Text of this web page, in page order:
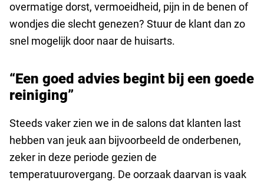
overmatige dorst, vermoeidheid, pijn in de benen of
wondjes die slecht genezen? Stuur de klant dan zo
snel mogelijk door naar de huisarts.
“Een goed advies begint bij een goede
reiniging”
Steeds vaker zien we in de salons dat klanten last
hebben van jeuk aan bijvoorbeeld de onderbenen,
zeker in deze periode gezien de
temperatuurovergang. De oorzaak daarvan is vaak